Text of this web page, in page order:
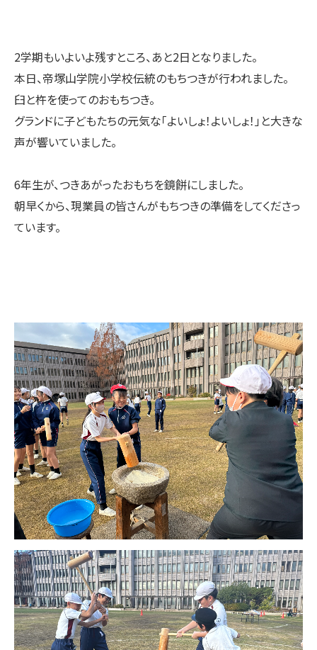
2学期もいよいよ残すところ、あと2日となりました。
本日、帝塚山学院小学校伝統のもちつきが行われました。
臼と杵を使ってのおもちつき。
グランドに子どもたちの元気な「よいしょ！よいしょ！」と大きな
声が響いていました。
6年生が、つきあがったおもちを鏡餅にしました。
朝早くから、現業員の皆さんがもちつきの準備をしてくださっ
ています。